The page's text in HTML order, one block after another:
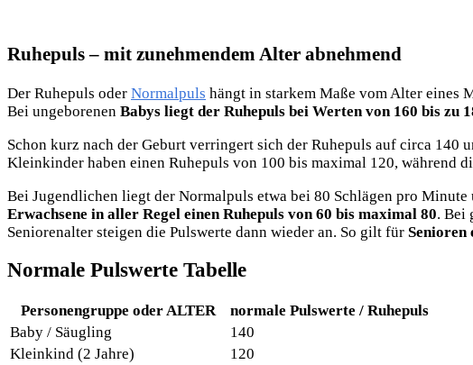
Ruhepuls – mit zunehmendem Alter abnehmend
Der Ruhepuls oder Normalpuls hängt in starkem Maße vom Alter eines
Bei ungeborenen Babys liegt der Ruhepuls bei Werten von 160 bis zu
Schon kurz nach der Geburt verringert sich der Ruhepuls auf circa 140
Kleinkinder haben einen Ruhepuls von 100 bis maximal 120, während
Bei Jugendlichen liegt der Normalpuls etwa bei 80 Schlägen pro
Erwachsene in aller Regel einen Ruhepuls von 60 bis maximal 80. Bei
Seniorenalter steigen die Pulswerte dann wieder an. So gilt für Senioren
Normale Pulswerte Tabelle
Personengruppe oder ALTER
normale Pulswerte / Ruhepuls
Baby / Säugling
140
Kleinkind (2 Jahre)
120